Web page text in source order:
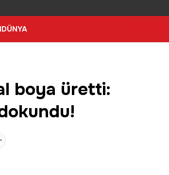
DÜNYA
boya üretti: